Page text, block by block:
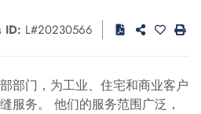
ID: L#20230566
部门，为工业、住宅和商业客户
服务。 他们的服务范围广泛，